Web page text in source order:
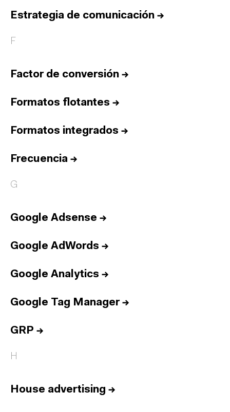
Estrategia de comunicación →
F
Factor de conversión →
Formatos flotantes →
Formatos integrados →
Frecuencia →
G
Google Adsense →
Google AdWords →
Google Analytics →
Google Tag Manager→
GRP →
H
House advertising →